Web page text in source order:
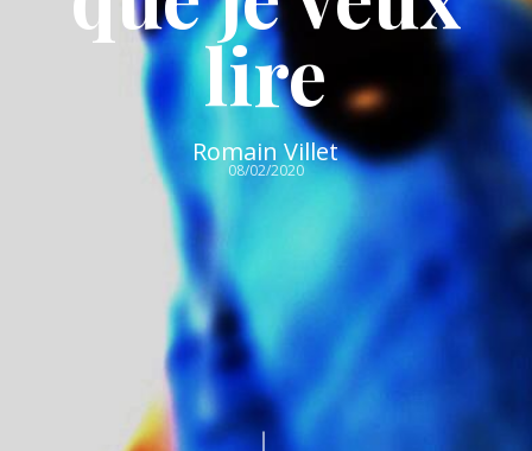
lire
Romain Villet
08/02/2020